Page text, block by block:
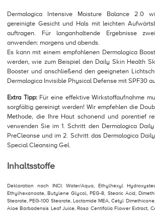
Dermalogica Intensive Moisture Balance 2.0
gereinigte Gesicht und Hals mit leichten
auftragen. Für langanhaltende Ergebnisse
anwenden: morgens und abends.
Es kann mit einem empfohlenen Dermalogica
werden, wie zum Beispiel den Daily Skin Health
Booster und anschließend den geeigneten
Dermalogica Invisible Physical Defense mit SPF30
Extra Tipp:Für eine effektive Wirkstoffaufnahme
sorgfältig gereinigt werden! Wir empfehlen die
Methode, die Ihre Haut schonend und porentief
verwenden Sie im 1. Schritt den Dermalogica
PreCleanse und im 2. Schritt das Dermalogica
Special Cleansing Gel.
Inhaltsstoffe
Deklaration nach INCI: Water/Aqua, Ethylhexyl
Ethylhexanoate, Butylene Glycol, PEG-8, Stearic Acid,
Stearate, PEG-100 Stearate, Lactamide MEA, Cetyl
Aloe Barbadensis Leaf Juice, Rosa Centifolia Flower Extract,